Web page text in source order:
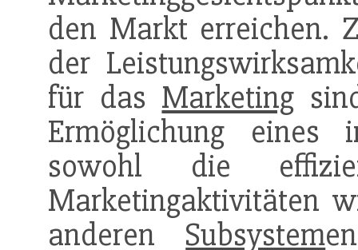
den Markt erreichen.
der
für das Marketing
Ermöglichung eines
sowohl die
Marketingaktivitäten
anderen Subsystem